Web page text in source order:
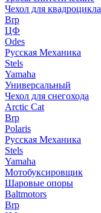
Чехол для квадроцикла
Brp
ЦФ
Odes
Русская Механика
Stels
Yamaha
Универсальный
Чехол для снегохода
Arctic Cat
Brp
Polaris
Русская Механика
Stels
Yamaha
Мотобуксировщик
Шаровые опоры
Baltmotors
Brp